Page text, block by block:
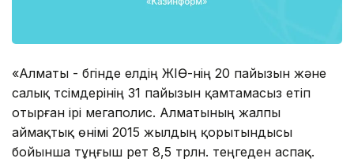
«Алматы - бүгінде елдің ЖІӨ-нің 20 пайызын және
салық түсімдерінің 31 пайызын қамтамасыз етіп
отырған ірі мегаполис. Алматының жалпы
аймақтық өнімі 2015 жылдың қорытындысы
бойынша тұңғыш рет 8,5 трлн. теңгеден аспақ.